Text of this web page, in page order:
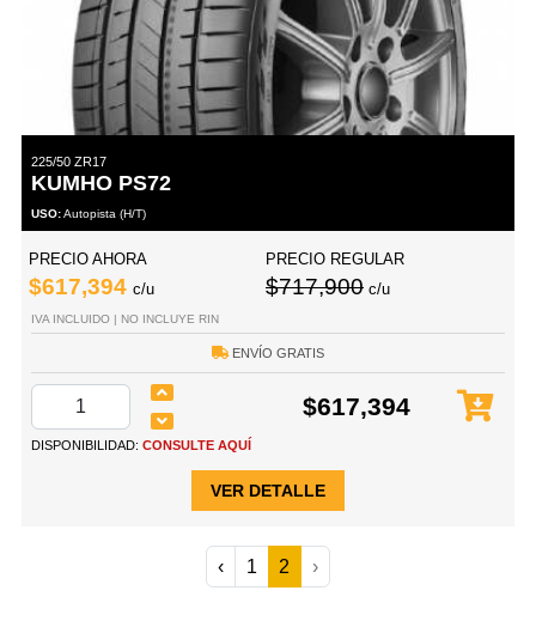
225/50 ZR17
KUMHO PS72
USO:Autopista (H/T)
PRECIO AHORA
$617,394 c/u
PRECIO REGULAR
$717,900 c/u
IVA INCLUIDO | NO INCLUYE RIN
ENVÍO GRATIS
$617,394
DISPONIBILIDAD: CONSULTE AQUÍ
VER DETALLE
‹ 1 2 ›